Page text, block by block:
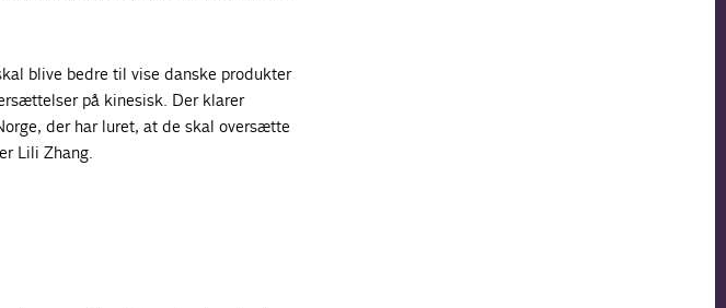
blive bedre til vise danske produkter
på kinesisk. Der klarer
der har luret, at de skal oversætte
Lili Zhang.